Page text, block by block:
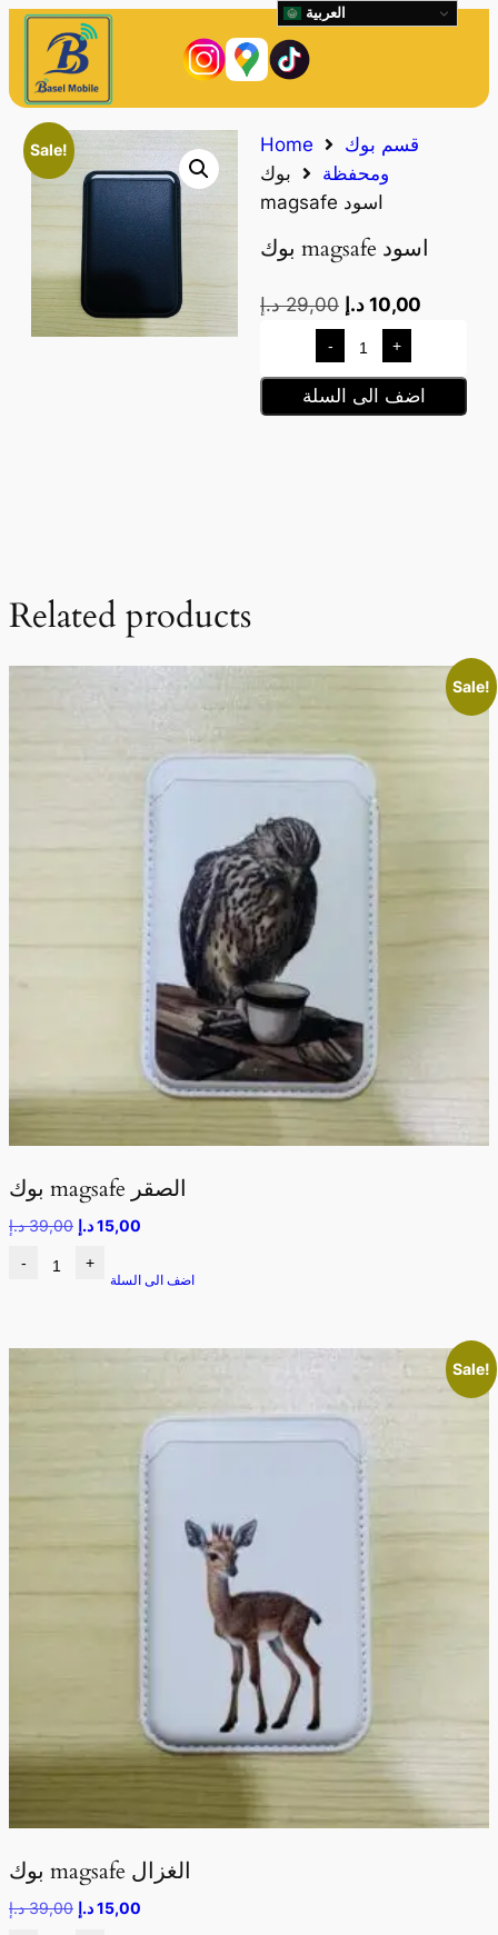
Sale! Home
قسم بوك
ومحفظة
بوك
magsafe اسود
بوك magsafe اسود
29,00 د.إ 10,00 د.إ
- +
اضف الى السلة
Related products
Sale!
بوك magsafe الصقر
39,00 د.إ 15,00د.إ
- +
اضف الى السلة
Sale!
بوك magsafe الغزال
39,00 د.إ 15,00د.إ
العربية